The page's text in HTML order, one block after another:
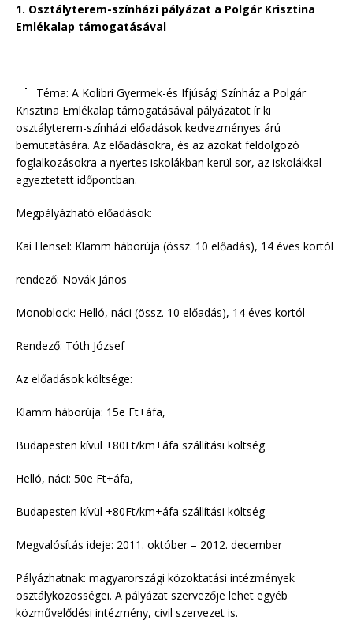
1. Osztályterem-színházi pályázat a Polgár Krisztina
Emlékalap támogatásával
Téma: A Kolibri Gyermek-és Ifjúsági Színház a Polgár
Krisztina Emlékalap támogatásával pályázatot ír ki
osztályterem-színházi előadások kedvezményes árú
bemutatására. Az előadásokra, és az azokat feldolgozó
foglalkozásokra a nyertes iskolákban kerül sor, az iskolákkal
egyeztetett időpontban.
Megpályázható előadások:
Kai Hensel: Klamm háborúja (össz. 10 előadás), 14 éves kortól
rendező: Novák János
Monoblock: Helló, náci (össz. 10 előadás), 14 éves kortól
Rendező: Tóth József
Az előadások költsége:
Klamm háborúja: 15e Ft+áfa,
Budapesten kívül +80Ft/km+áfa szállítási költség
Helló, náci: 50e Ft+áfa,
Budapesten kívül +80Ft/km+áfa szállítási költség
Megvalósítás ideje: 2011. október – 2012. december
Pályázhatnak: magyarországi közoktatási intézmények
osztályközösségei. A pályázat szervezője lehet egyéb
közművelődési intézmény, civil szervezet is.